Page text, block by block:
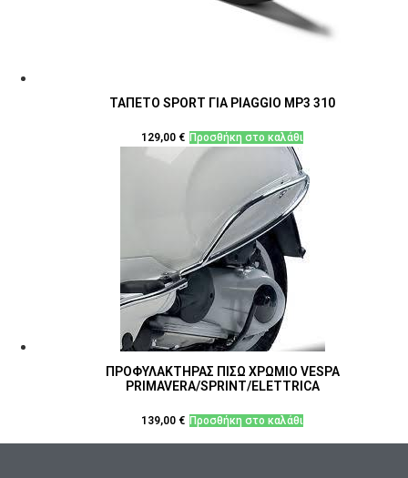
ΤΑΠΕΤΟ SPORT ΓΙΑ PIAGGIO MP3 310
129,00 € Προσθήκη στο καλάθι
ΠΡΟΦΥΛΑΚΤΗΡΑΣ ΠΙΣΩ ΧΡΩΜΙΟ VESPA
PRIMAVERA/SPRINT/ELETTRICA
139,00 € Προσθήκη στο καλάθι